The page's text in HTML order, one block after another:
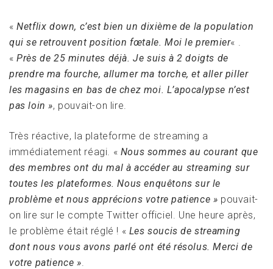
«Netflix down, c’est bien un dixième de la population
qui se retrouvent position fœtale. Moi le premier« .
«Près de 25 minutes déjà. Je suis à 2 doigts de
prendre ma fourche, allumer ma torche, et aller piller
les magasins en bas de chez moi. L’apocalypse n’est
pas loin », pouvait-on lire.
Très réactive, la plateforme de streaming a
immédiatement réagi. « Nous sommes au courant que
des membres ont du mal à accéder au streaming sur
toutes les plateformes. Nous enquêtons sur le
problème et nous apprécions votre patience » pouvait-
on lire sur le compte Twitter officiel. Une heure après,
le problème était réglé ! « Les soucis de streaming
dont nous vous avons parlé ont été résolus. Merci de
votre patience ».